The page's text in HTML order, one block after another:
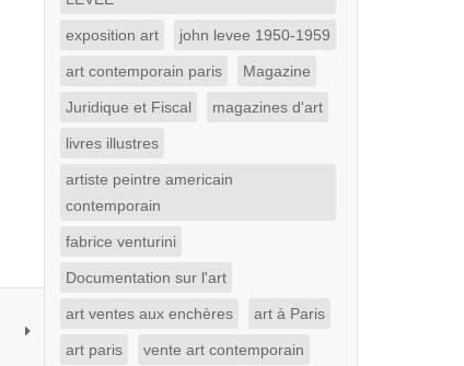
exposition art john levee 1950-1959
art contemporain paris Magazine
Juridique et Fiscal magazines d'art
livres illustres
artiste peintre americain
contemporain
fabrice venturini
Documentation sur l'art
art ventes aux enchères art à Paris
art paris vente art contemporain